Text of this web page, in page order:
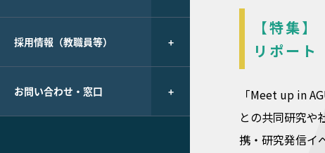
採用情報（教職員等）
お問い合わせ・窓口
【特集
リポート
「Meet up in
との共同研究や
携・研究発信イ